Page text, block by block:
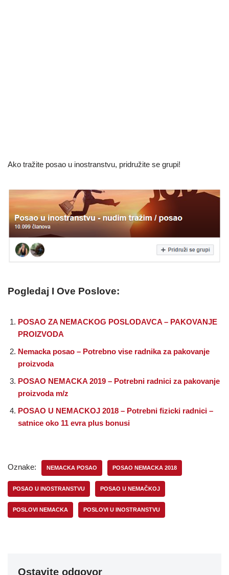
Ako tražite posao u inostranstvu, pridružite se grupi!
Pogledaj I Ove Poslove:
POSAO ZA NEMACKOG POSLODAVCA – PAKOVANJE
PROIZVODA
Nemacka posao – Potrebno vise radnika za pakovanje
proizvoda
POSAO NEMACKA 2019 – Potrebni radnici za pakovanje
proizvoda m/z
POSAO U NEMACKOJ 2018 – Potrebni fizicki radnici –
satnice oko 11 evra plus bonusi
Oznake: NEMACKA POSAO POSAO NEMACKA 2018
POSAO U INOSTRANSTVU POSAO U NEMAČKOJ
POSLOVI NEMACKA POSLOVI U INOSTRANSTVU
Ostavite odgovor